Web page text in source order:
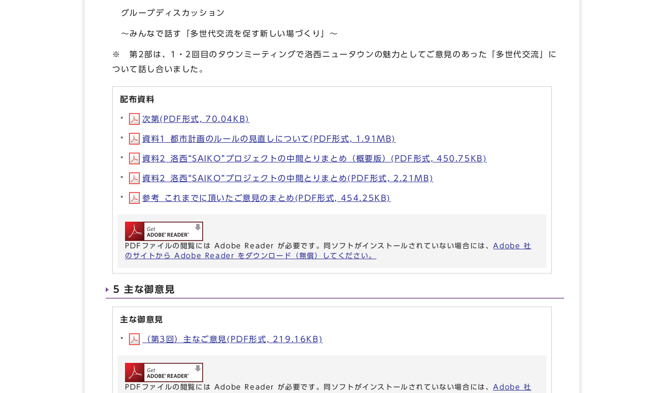
グループディスカッション
～みんなで話す「多世代交流を促す新しい場づくり」～
※ 第2部は、1・2回目のタウンミーティングで洛西ニュータウンの魅力としてご意見のあった「多世代交流」に
ついて話し合いました。
配布資料
次第(PDF形式, 70.04KB)
資料1_都市計画のルールの見直しについて(PDF形式, 1.91MB)
資料2_洛西“SAIKO”プロジェクトの中間とりまとめ（概要版）(PDF形式, 450.75KB)
資料2_洛西“SAIKO”プロジェクトの中間とりまとめ(PDF形式, 2.21MB)
参考_これまでに頂いたご意見のまとめ(PDF形式, 454.25KB)
PDFファイルの閲覧には Adobe Reader が必要です。同ソフトがインストールされていない場合には、Adobe 社
のサイトから Adobe Reader をダウンロード（無償）してください。
5 主な御意見
主な御意見
（第3回）主なご意見(PDF形式, 219.16KB)
PDFファイルの閲覧には Adobe Reader が必要です。同ソフトがインストールされていない場合には、Adobe 社